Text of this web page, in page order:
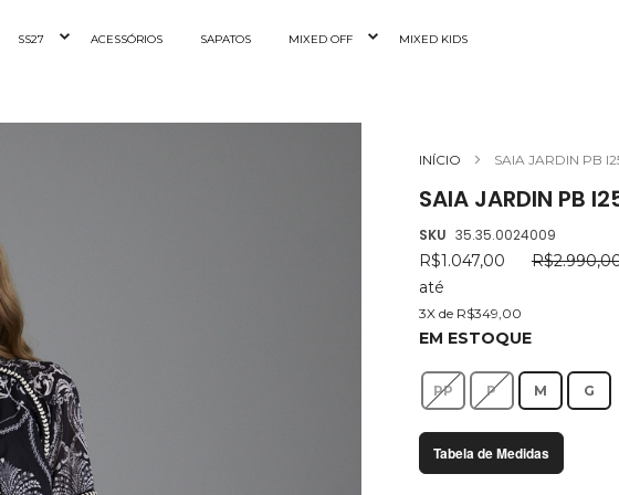
SS27 ACESSÓRIOS SAPATOS MIXED OFF MIXED KIDS
INÍCIO SAIA JARDIN PB
SAIA JARDIN PB
SKU 35.35.0024009
R$1.047,00
até
3X de R$349,00
EM ESTOQUE
PP P M G
Tabela de Medidas